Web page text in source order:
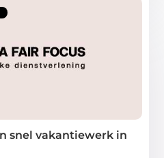
snel vakantiewerk in